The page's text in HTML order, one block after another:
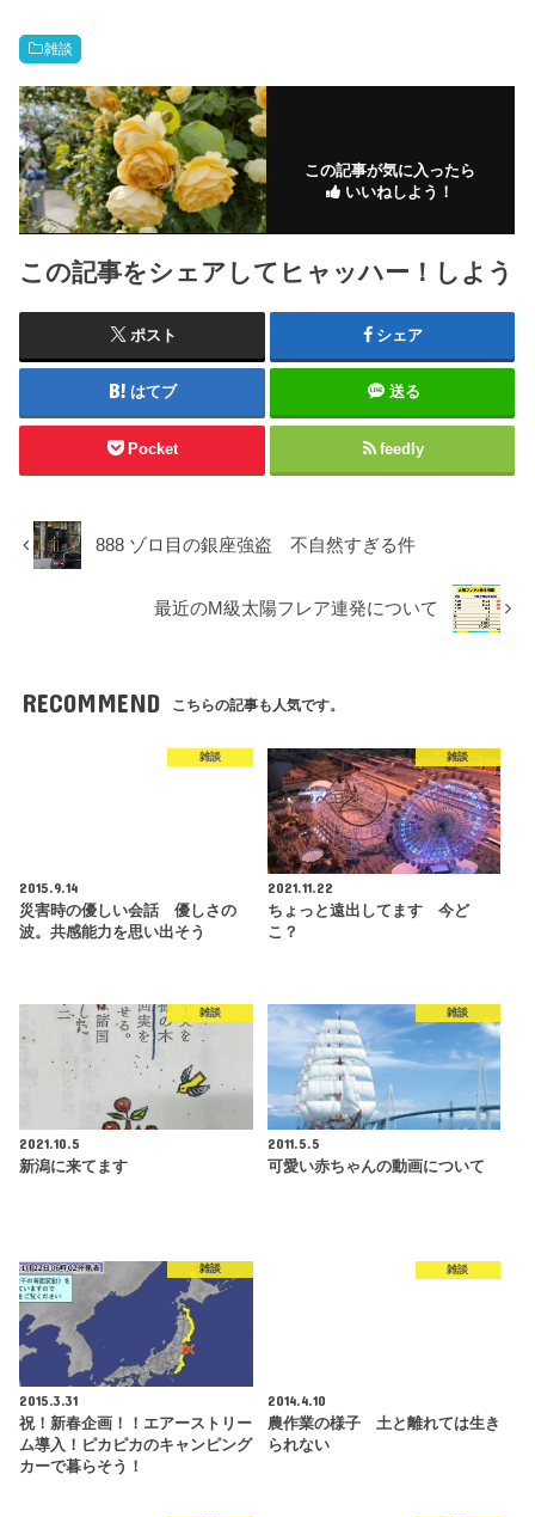
雑談
この記事が気に入ったら
いいねしよう！
この記事をシェアしてヒャッハー！しよう
ポスト シェア
はてブ 送る
Pocket feedly
888 ゾロ目の銀座強盗 不自然すぎる件
最近のM級太陽フレア連発について
RECOMMEND こちらの記事も人気です。
雑談
2015.9.14
災害時の優しい会話 優しさの
波。共感能力を思い出そう
雑談
2021.11.22
ちょっと遠出してます 今ど
こ？
雑談
2021.10.5
新潟に来てます
雑談
2011.5.5
可愛い赤ちゃんの動画について
雑談
2015.3.31
祝！新春企画！！エアーストリー
ム導入！ピカピカのキャンピング
カーで暮らそう！
雑談
2014.4.10
農作業の様子 土と離れては生き
られない